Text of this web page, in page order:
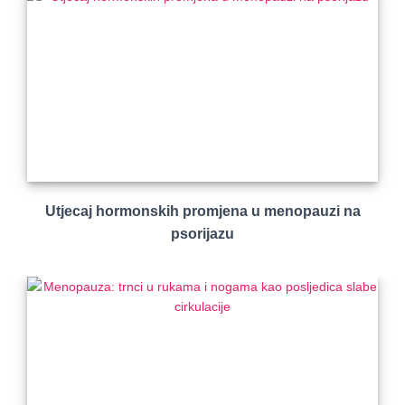
Utjecaj hormonskih promjena u menopauzi na
psorijazu